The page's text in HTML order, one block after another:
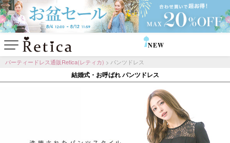
NEW
パーティードレス通販Retica(レティカ) パンツドレス
結婚式・お呼ばれ パンツドレス